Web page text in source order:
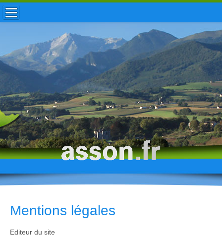
ACCUEIL / INFOS
MUNICIPALITÉ
VIE LOCALE
ENFANCE
TOURISME
HISTOIRE
Mentions légales
Editeur du site